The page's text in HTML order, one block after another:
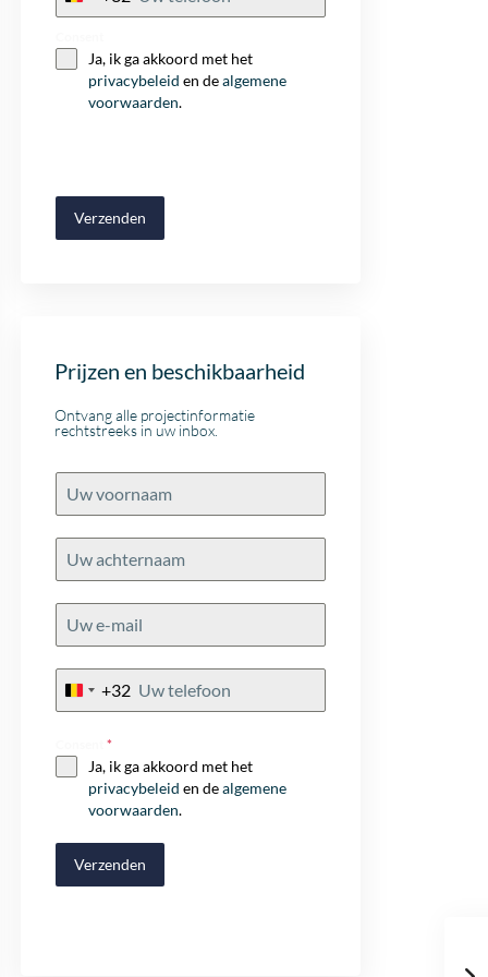
Ja, ik ga akkoord met het
privacybeleid en dealgemene
voorwaarden.
Verzenden
Prijzen en beschikbaarheid
Ontvang alle projectinformatie
rechtstreeks in uw inbox.
Belgium
+32
*
Ja, ik ga akkoord met het
privacybeleid en dealgemene
voorwaarden.
Verzenden